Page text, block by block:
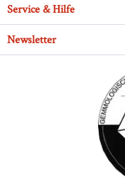
Service & Hilfe
Newsletter